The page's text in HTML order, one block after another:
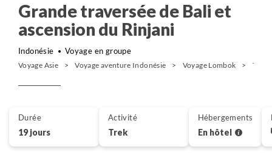
Grande traversée de Bali et
ascension du Rinjani
Indonésie Voyage en groupe
Voyage Asie Voyage aventure Indonésie Voyage Lombok Trek
Durée
19 jours
Activité
Trek
Hébergements
En hôtel